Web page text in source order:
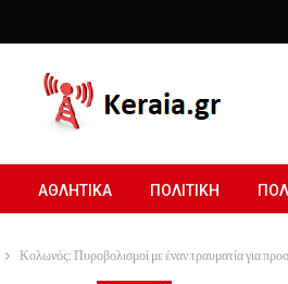
ΑΘΛΗΤΙΚΑ ΠΟΛΙΤΙΚΗ
Κολωνός: Πυροβολισμοί με έναν τραυματία για